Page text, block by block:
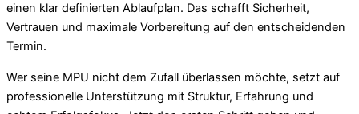
einen klar definierten Ablaufplan. Das schafft Sicherheit,
Vertrauen und maximale Vorbereitung auf den entscheidenden
Termin.
Wer seine MPU nicht dem Zufall überlassen möchte, setzt auf
professionelle Unterstützung mit Struktur, Erfahrung und